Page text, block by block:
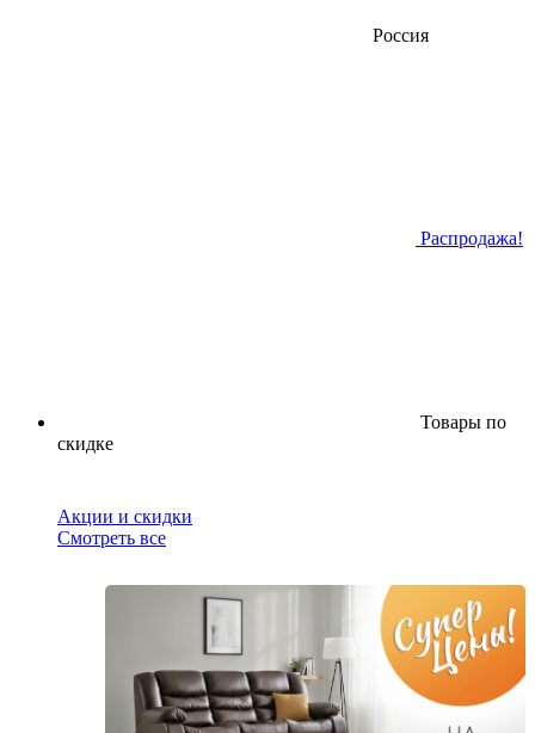
Россия
Распродажа!
Товары по
скидке
Акции и скидки
Смотреть все